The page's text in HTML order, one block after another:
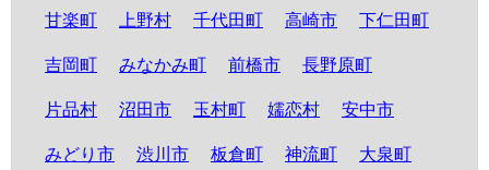
甘楽町 上野村 千代田町 高崎市 下仁田町
吉岡町 みなかみ町 前橋市 長野原町
片品村 沼田市 玉村町 嬬恋村 安中市
みどり市 渋川市 板倉町 神流町 大泉町